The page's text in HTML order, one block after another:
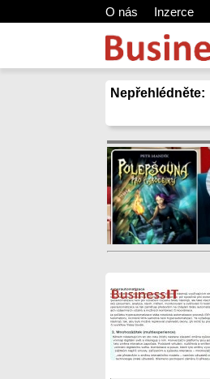
O nás Inzerce
Nepřehlédněte: